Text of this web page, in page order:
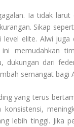
Ia tidak
Sikap
elite. Alwi
memudahkan
dukungan dari
semangat bagi
yang terus
lebih tinggi. Jika